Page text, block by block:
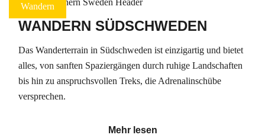
Wandern
WANDERN SÜDSCHWEDEN
Das Wanderterrain in Südschweden ist einzigartig und bietet
alles, von sanften Spaziergängen durch ruhige Landschaften
bis hin zu anspruchsvollen Treks, die Adrenalinschübe
versprechen.
Mehr lesen